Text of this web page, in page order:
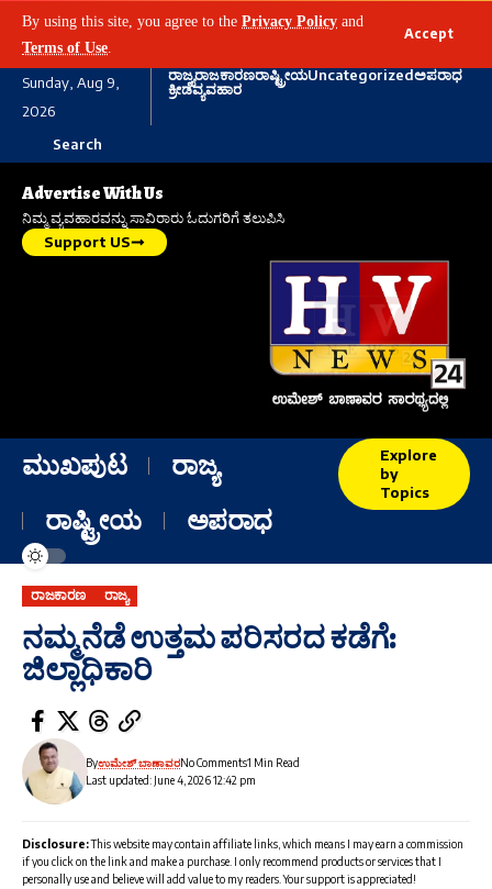
By using this site, you agree to the Privacy Policy and
Terms of Use
Accept
Sunday, Aug 9,
2026
ರಾಜ್ಯರಾಜಕಾರಣರಾಷ್ಟ್ರೀಯUncategorizedಅಪರಾಧ
ಕ್ರೀಡೆವ್ಯವಹಾರ
Search
Advertise With Us
ನಿಮ್ಮ ವ್ಯವಹಾರವನ್ನು ಸಾವಿರಾರು ಓದುಗರಿಗೆ ತಲುಪಿಸಿ
Support US
ಮುಖಪುಟ
ರಾಜ್ಯ
ರಾಷ್ಟ್ರೀಯ
ಅಪರಾಧ
Explore
by
Topics
ರಾಜಕಾರಣ ರಾಜ್ಯ
ನಮ್ಮ ನೆಡೆ ಉತ್ತಮ ಪರಿಸರದ ಕಡೆಗೆ:
ಜಿಲ್ಲಾಧಿಕಾರಿ
Last updated: June 4, 2026 12:42 pm
Byಉಮೇಶ್ ಬಾಣಾವರNo Comments1 Min Read
Disclosure:This website may contain affiliate links, which means I may earn a commission
if you click on the link and make a purchase. I only recommend products or services that I
personally use and believe will add value to my readers. Your support is appreciated!